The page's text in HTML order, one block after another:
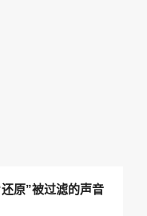
原”被过滤的声音